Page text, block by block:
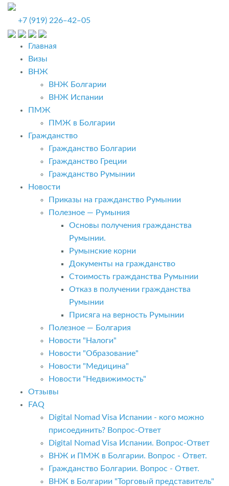
+7 (919) 226‒42‒05
Главная
Визы
ВНЖ
ВНЖ Болгарии
ВНЖ Испании
ПМЖ
ПМЖ в Болгарии
Гражданство
Гражданство Болгарии
Гражданство Греции
Гражданство Румынии
Новости
Приказы на гражданство Румынии
Полезное — Румыния
Основы получения гражданства
Румынии.
Румынские корни
Документы на гражданство
Стоимость гражданства Румынии
Отказ в получении гражданства
Румынии
Присяга на верность Румынии
Полезное — Болгария
Новости "Налоги"
Новости "Образование"
Новости "Медицина"
Новости "Недвижимость"
Отзывы
FAQ
Digital Nomad Visa Испании - кого можно
присоединить? Вопрос-Ответ
Digital Nomad Visa Испании. Вопрос-Ответ
ВНЖ и ПМЖ в Болгарии. Вопрос - Ответ.
Гражданство Болгарии. Вопрос - Ответ.
ВНЖ в Болгарии "Торговый представитель"